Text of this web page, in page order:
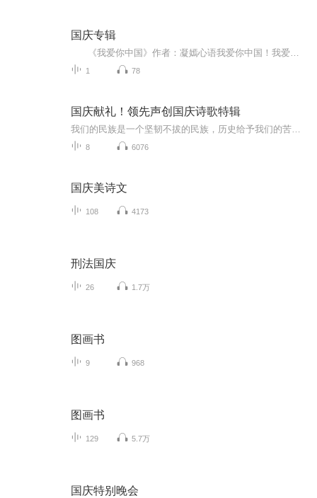
国庆专辑
1 78
国庆献礼！领先声创国庆诗歌特辑
8 6076
国庆美诗文
108 4173
刑法国庆
26 1.7万
图画书
9 968
图画书
129 5.7万
国庆特别晚会